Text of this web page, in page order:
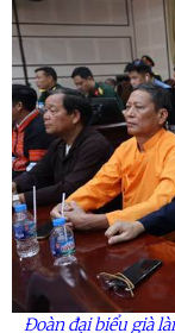
Đoàn đại biểu già